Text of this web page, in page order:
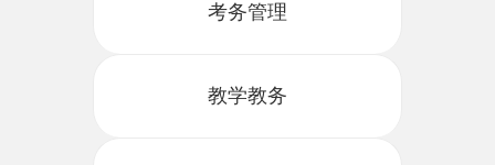
考务管理
教学教务